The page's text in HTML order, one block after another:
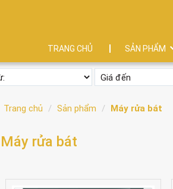
TRANG CHỦ SẢN PHẨM
Trang chủ Sản phẩm Máy rửa bát
Máy rửa bát